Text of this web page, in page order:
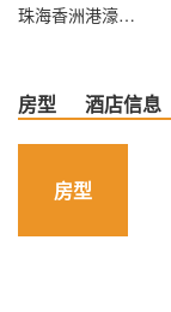
珠海香洲港濠酒店
房型 酒店信息
房型